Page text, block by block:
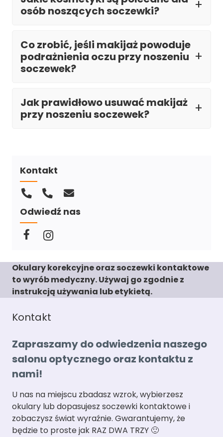
osób noszących soczewki?
Co zrobić, jeśli makijaż powoduje
podrażnienia oczu przy noszeniu
soczewek?
Jak prawidłowo usuwać makijaż
przy noszeniu soczewek?
Kontakt
Odwiedź nas
Okulary korekcyjne oraz soczewki kontaktowe
to wyrób medyczny. Używaj go zgodnie z
instrukcją używania lub etykietą.
Kontakt
Zapraszamy do odwiedzenia naszego
salonu optycznego oraz kontaktu z
nami!
U nas na miejscu zbadasz wzrok, wybierzesz
okulary lub dopasujesz soczewki kontaktowe i
zobaczysz świat wyraźnie. Gwarantujemy, że
będzie to proste jak RAZ DWA TRZY 🙂